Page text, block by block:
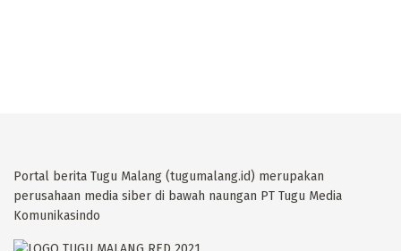
Portal berita Tugu Malang (tugumalang.id) merupakan
perusahaan media siber di bawah naungan PT Tugu Media
Komunikasindo